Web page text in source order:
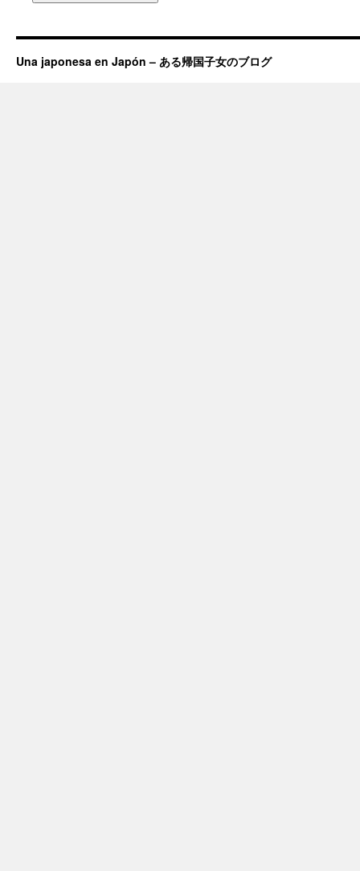
Una japonesa en Japón – ある帰国子女のブログ